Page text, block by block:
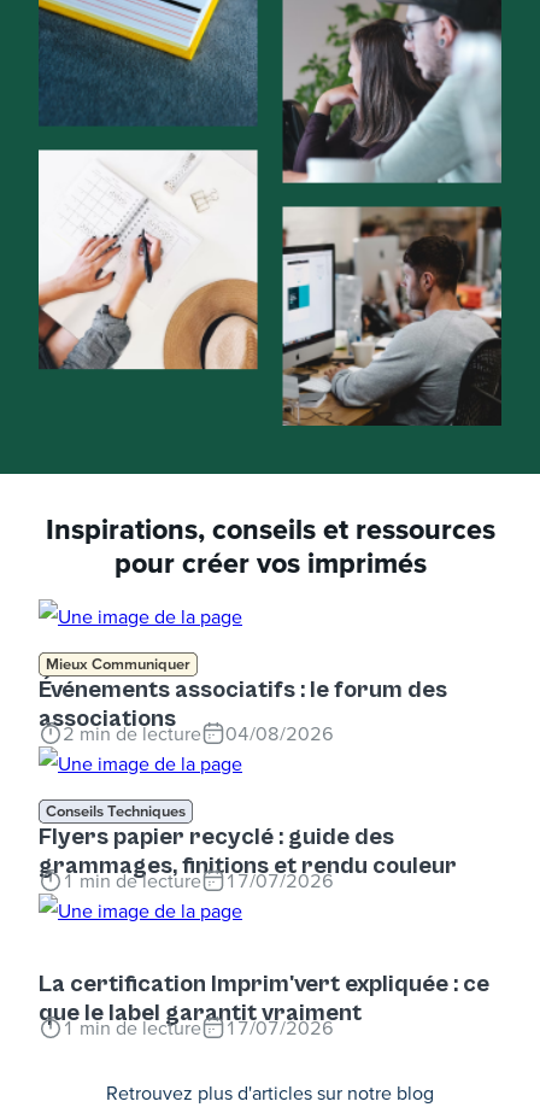
Inspirations, conseils et ressources
pour créer vos imprimés
Mieux Communiquer
Événements associatifs : le forum des
associations
2 min de lecture 04/08/2026
Conseils Techniques
Flyers papier recyclé : guide des
grammages, finitions et rendu couleur
1min de lecture 17/07/2026
La certification Imprim'vert expliquée : ce
que le label garantit vraiment
1min de lecture 17/07/2026
Retrouvez plus d'articles sur notre blog